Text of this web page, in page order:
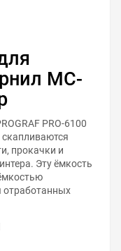
MC-
PRO-6100
прокачки и
Эту ёмкость
отработанных